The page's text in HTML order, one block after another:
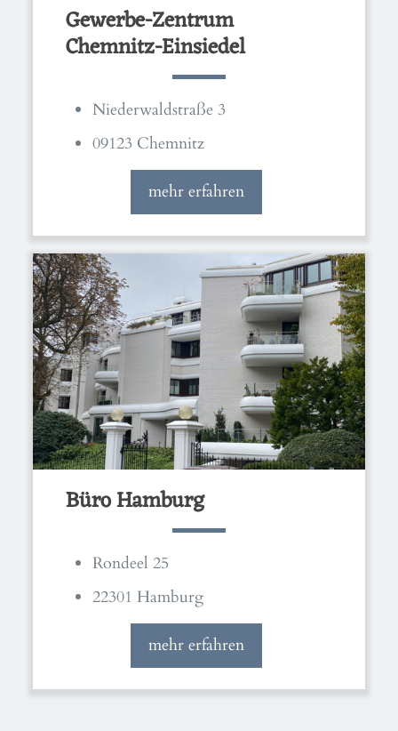
Gewerbe-Zentrum
Chemnitz-Einsiedel
Niederwaldstraße 3
09123 Chemnitz
mehr erfahren
Büro Hamburg
Rondeel 25
22301 Hamburg
mehr erfahren